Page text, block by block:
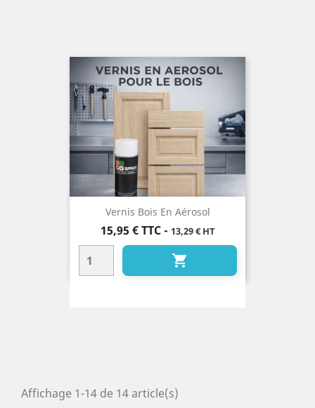
Vernis Bois En Aérosol
Prix
15,95 € TTC- 13,29 € HT

Affichage 1-14 de 14 article(s)